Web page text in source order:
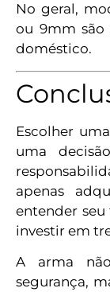
No geral,
ou 9mm são
doméstico.
Escolher uma
uma
apenas
entender seu
investir em
A arma
segurança,